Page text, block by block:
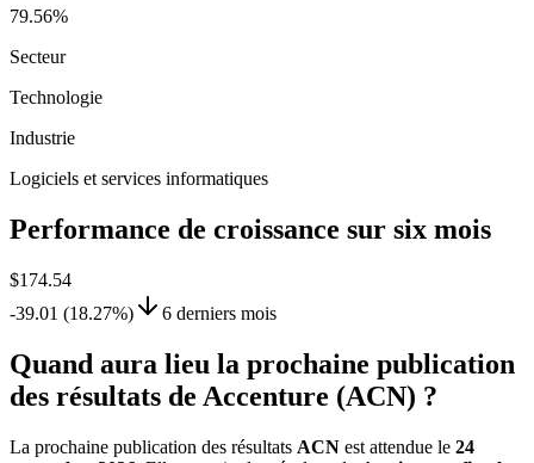
79.56%
Secteur
Technologie
Industrie
Logiciels et services informatiques
Performance de croissance sur six mois
$174.54
-39.01 (18.27%)
6 derniers mois
Quand aura lieu la prochaine publication
des résultats de Accenture (ACN) ?
La prochaine publication des résultats ACN est attendue le 24